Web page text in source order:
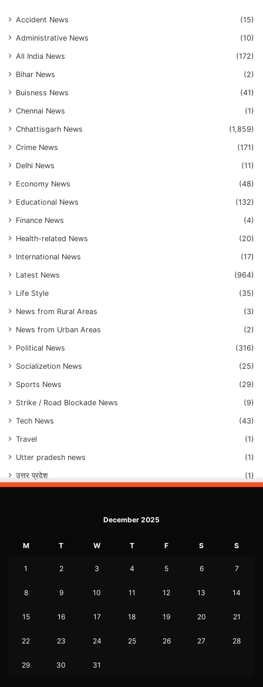
Accident News (15)
Administrative News (10)
All India News (172)
Bihar News (2)
Buisness News (41)
Chennai News (1)
Chhattisgarh News (1,859)
Crime News (171)
Delhi News (11)
Economy News (48)
Educational News (132)
Finance News (4)
Health-related News (20)
International News (17)
Latest News (964)
Life Style (35)
News from Rural Areas (3)
News from Urban Areas (2)
Political News (316)
Socializetion News (25)
Sports News (29)
Strike / Road Blockade News (9)
Tech News (43)
Travel (1)
Utter pradesh news (1)
उत्तर प्रदेश (1)
December 2025
M T W T F S S
1 2 3 4 5 6 7
8 9 10 11 12 13 14
15 16 17 18 19 20 21
22 23 24 25 26 27 28
29 30 31